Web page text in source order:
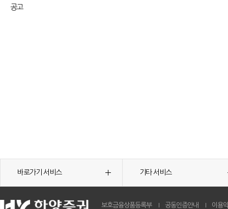
공고
바로가기 서비스 기타 서비스
보호금융상품등록부 공동인증안내 이용